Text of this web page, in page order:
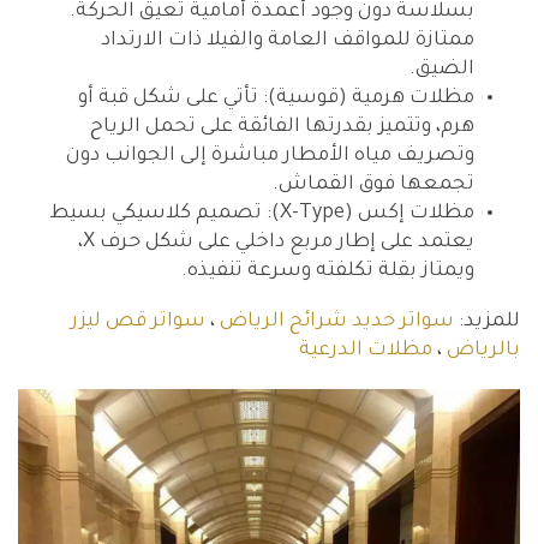
بسلاسة دون وجود أعمدة أمامية تعيق الحركة.
ممتازة للمواقف العامة والفيلا ذات الارتداد
الضيق.
مظلات هرمية (قوسية): تأتي على شكل قبة أو
هرم، وتتميز بقدرتها الفائقة على تحمل الرياح
وتصريف مياه الأمطار مباشرة إلى الجوانب دون
تجمعها فوق القماش.
مظلات إكس (X-Type): تصميم كلاسيكي بسيط
يعتمد على إطار مربع داخلي على شكل حرف X،
ويمتاز بقلة تكلفته وسرعة تنفيذه.
للمزيد: سواتر حديد شرائح الرياض ، سواتر قص ليزر
بالرياض ، مظلات الدرعية